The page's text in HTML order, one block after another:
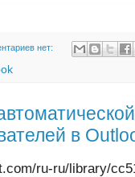
нет:
в
ru-ru/library/